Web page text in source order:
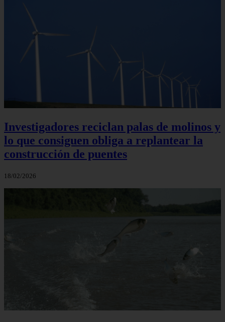
Investigadores reciclan palas de molinos y
lo que consiguen obliga a replantear la
construcción de puentes
18/02/2026